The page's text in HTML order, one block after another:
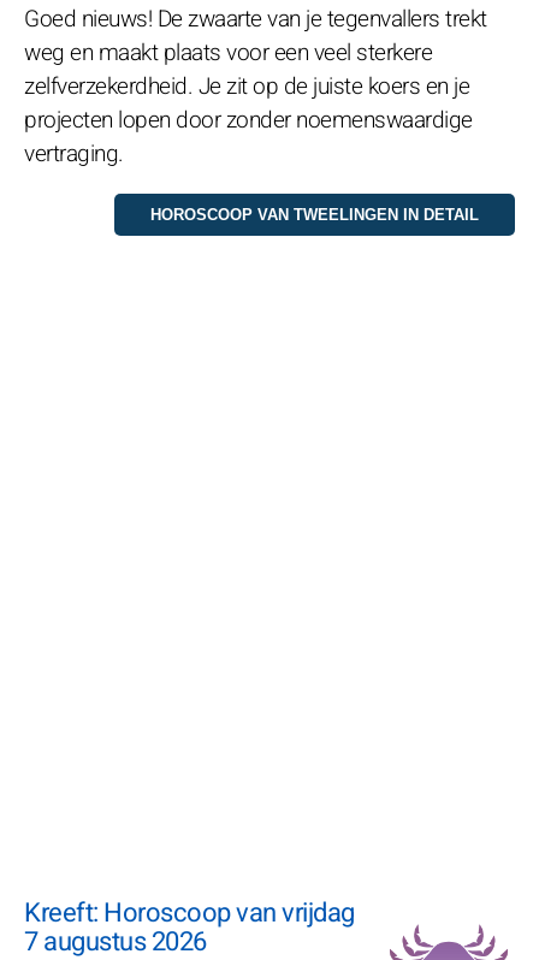
Goed nieuws! De zwaarte van je tegenvallers trekt
weg en maakt plaats voor een veel sterkere
zelfverzekerdheid. Je zit op de juiste koers en je
projecten lopen door zonder noemenswaardige
vertraging.
Kreeft: Horoscoop van vrijdag
7 augustus 2026